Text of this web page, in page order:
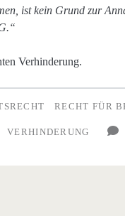
ist kein Grund zur
Verhinderung.
RECHT FÜR
VERHINDERUNG